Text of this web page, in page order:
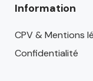
Information
CPV & Mentions
Confidentialité